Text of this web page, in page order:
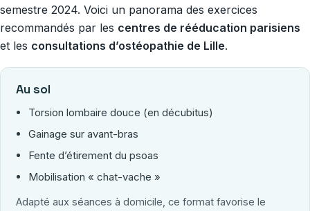
semestre 2024. Voici un panorama des exercices
recommandés par les centres de rééducation parisiens
et les consultations d’ostéopathie de Lille.
Au sol
Torsion lombaire douce (en décubitus)
Gainage sur avant-bras
Fente d’étirement du psoas
Mobilisation « chat-vache »
Adapté aux séances à domicile, ce format favorise le